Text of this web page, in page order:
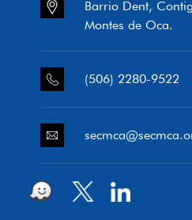
Barrio Dent,
Montes de Oca.
(506) 2280-9522